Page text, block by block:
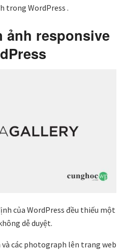
trong WordPress .
ảnh responsive
của WordPress đều thiếu một
dễ duyệt.
các photograph lên trang web